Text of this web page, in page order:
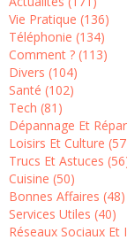
Vie Pratique (136)
Téléphonie (134)
Comment ? (113)
Divers (104)
Santé (102)
Tech (81)
Dépannage Et
Loisirs Et Culture
Trucs Et Astuces
Cuisine (50)
Bonnes Affaires (48)
Services Utiles (40)
Réseaux Sociaux Et